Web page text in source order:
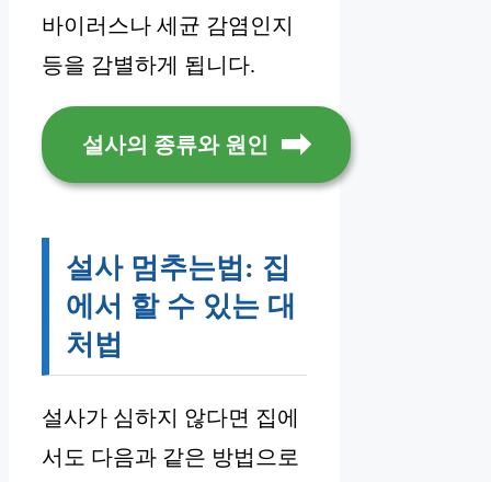
바이러스나 세균 감염인지
등을 감별하게 됩니다.
설사의 종류와 원인
설사 멈추는법: 집
에서 할 수 있는 대
처법
설사가 심하지 않다면 집에
서도 다음과 같은 방법으로